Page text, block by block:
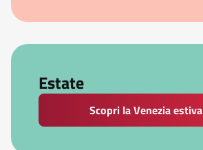
Estate
Scopri la Venezia estiva